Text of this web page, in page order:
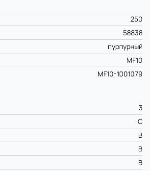
250
58838
пурпурный
MF10
MF10-1001079
3
C
B
B
B